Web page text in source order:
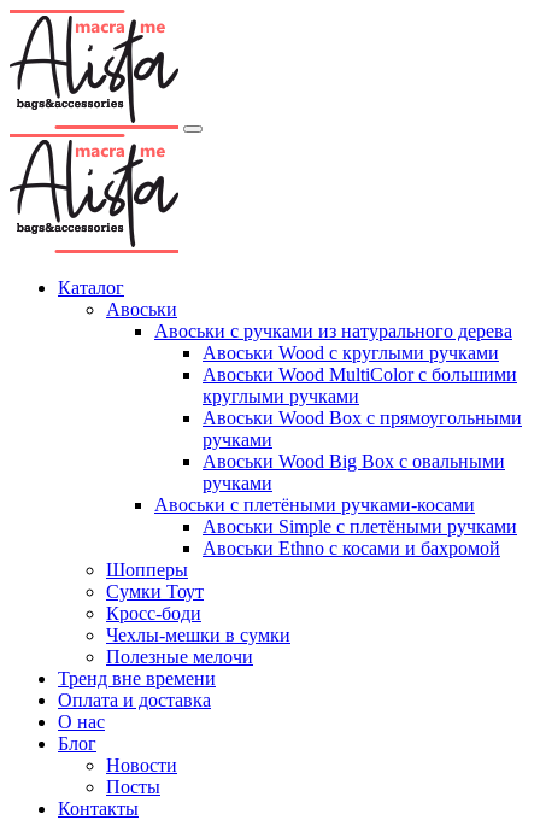
Каталог
Авоськи
Авоськи с ручками из натурального дерева
Авоськи Wood с круглыми ручками
Авоськи Wood MultiColor с большими
круглыми ручками
Авоськи Wood Box с прямоугольными
ручками
Авоськи Wood Big Box с овальными
ручками
Авоськи с плетёными ручками-косами
Авоськи Simple с плетёными ручками
Авоськи Ethno с косами и бахромой
Шопперы
Сумки Тоут
Кросс-боди
Чехлы-мешки в сумки
Полезные мелочи
Тренд вне времени
Оплата и доставка
О нас
Блог
Новости
Посты
Контакты